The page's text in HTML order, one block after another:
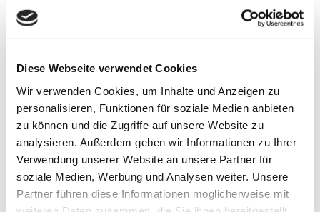
Diese Webseite verwendet Cookies
Wir verwenden Cookies, um Inhalte und Anzeigen zu
personalisieren, Funktionen für soziale Medien anbieten
zu können und die Zugriffe auf unsere Website zu
analysieren. Außerdem geben wir Informationen zu Ihrer
Verwendung unserer Website an unsere Partner für
soziale Medien, Werbung und Analysen weiter. Unsere
Partner führen diese Informationen möglicherweise mit
Weiterlesen …
Unsere Lebenshilfe ist bunt. Anlässlich des heutigen
Spieltages bei der Fußball-EM zeigen wir Flagge!
Bistro am Eisenmarkt ab 29. Juni wieder
geöffnet
Das Bistro am Eisenmarkt hat bald wieder geöffnet.
Foto: David Maurer/Lebenshilfe
Weiterlesen …Bistro am Eisenmarkt ab 29. Juni wieder geöffnet
18.06.2021 08:36